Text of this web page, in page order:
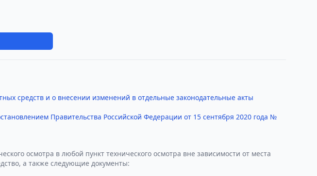
средств и о внесении изменений в отдельные законодательные акты
Правительства Российской Федерации от 15 сентября 2020 года №
осмотра в любой пункт технического осмотра вне зависимости от места
а также следующие документы: